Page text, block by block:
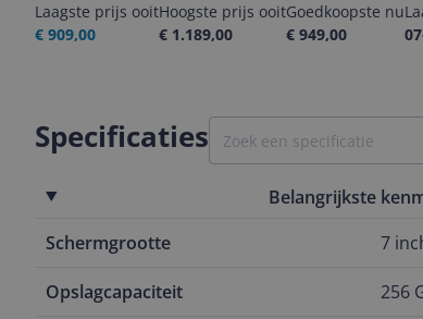
Laagste prijs ooit
€ 909,00
Hoogste prijs ooit
€ 1.189,00
Goedkoopste nu
€ 949,00
Specificaties
Belangrijkste
Schermgrootte
7
Opslagcapaciteit 256